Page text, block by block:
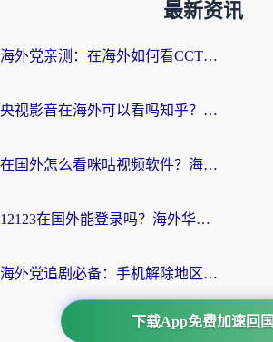
最新资讯
海外党亲测：在海外如何看CCTV？告别“仅限大陆播放”的实用指南
央视影音在海外可以看吗知乎？留学生亲测：3步解决地域限制+追剧自由
在国外怎么看咪咕视频软件？海外党亲测有效的回国加速方案
12123在国外能登录吗？海外华人必看的回国加速实用指南
海外党追剧必备：手机解除地区限制app怎么选？解决央视视频&国内剧地区限制全指南
下载App免费加速回国